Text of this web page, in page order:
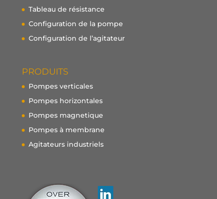
Tableau de résistance
Configuration de la pompe
Configuration de l’agitateur
PRODUITS
Pompes verticales
Pompes horizontales
Pompes magnetique
Pompes à membrane
Agitateurs industriels